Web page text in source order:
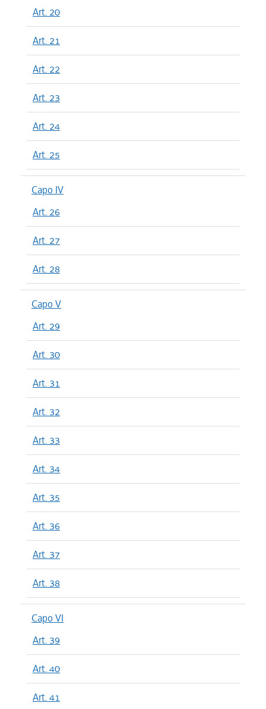
Art. 20
Art. 21
Art. 22
Art. 23
Art. 24
Art. 25
Capo IV
Art. 26
Art. 27
Art. 28
Capo V
Art. 29
Art. 30
Art. 31
Art. 32
Art. 33
Art. 34
Art. 35
Art. 36
Art. 37
Art. 38
Capo VI
Art. 39
Art. 40
Art. 41